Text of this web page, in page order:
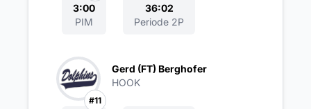
3:00
PIM
36:02
Periode 2P
#11
Gerd (FT) Berghofer
HOOK